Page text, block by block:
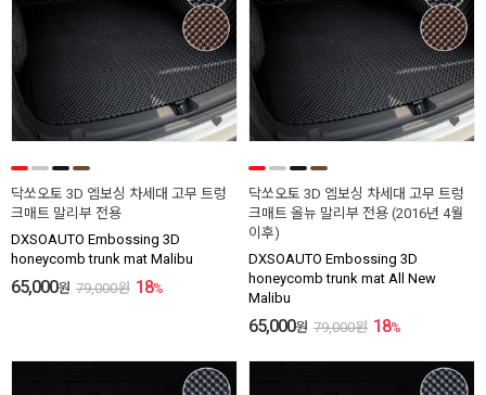
닥쏘오토 3D 엠보싱 차세대 고무 트렁
크매트 말리부 전용
DXSOAUTO Embossing 3D
honeycomb trunk mat Malibu
65,000원 79,000원 18%
닥쏘오토 3D 엠보싱 차세대 고무 트렁
크매트 올뉴 말리부 전용 (2016년 4월
이후)
DXSOAUTO Embossing 3D
honeycomb trunk mat All New
Malibu
65,000원 79,000원 18%